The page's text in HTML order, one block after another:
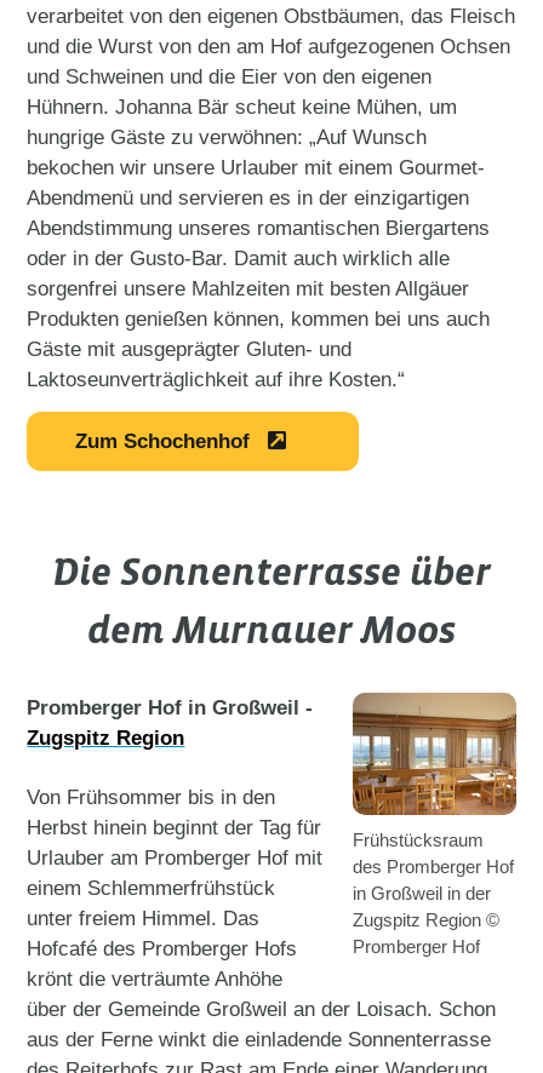
verarbeitet von den eigenen Obstbäumen, das Fleisch
und die Wurst von den am Hof aufgezogenen Ochsen
und Schweinen und die Eier von den eigenen
Hühnern. Johanna Bär scheut keine Mühen, um
hungrige Gäste zu verwöhnen: „Auf Wunsch
bekochen wir unsere Urlauber mit einem Gourmet-
Abendmenü und servieren es in der einzigartigen
Abendstimmung unseres romantischen Biergartens
oder in der Gusto-Bar. Damit auch wirklich alle
sorgenfrei unsere Mahlzeiten mit besten Allgäuer
Produkten genießen können, kommen bei uns auch
Gäste mit ausgeprägter Gluten- und
Laktoseunverträglichkeit auf ihre Kosten.“
Zum Schochenhof
Die Sonnenterrasse über
dem Murnauer Moos
Frühstücksraum
des Promberger Hof
in Großweil in der
Zugspitz Region ©
Promberger Hof
Promberger Hof in Großweil -
Zugspitz Region
Von Frühsommer bis in den
Herbst hinein beginnt der Tag für
Urlauber am Promberger Hof mit
einem Schlemmerfrühstück
unter freiem Himmel. Das
Hofcafé des Promberger Hofs
krönt die verträumte Anhöhe
über der Gemeinde Großweil an der Loisach. Schon
aus der Ferne winkt die einladende Sonnenterrasse